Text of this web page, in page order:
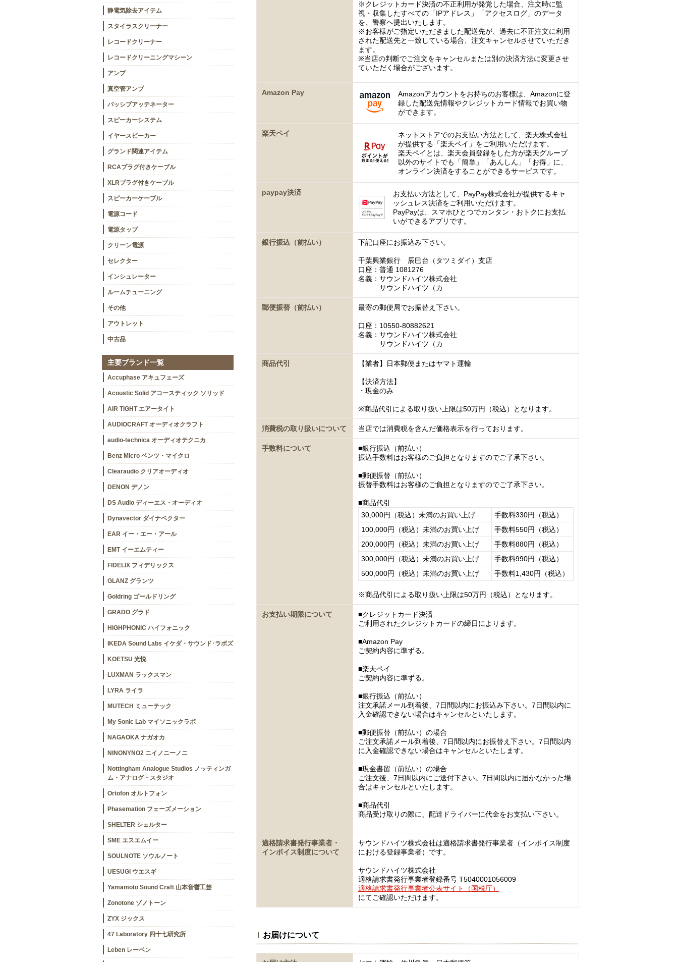
静電気除去アイテム
スタイラスクリーナー
レコードクリーナー
レコードクリーニングマシーン
アンプ
真空管アンプ
パッシブアッテネーター
スピーカーシステム
イヤースピーカー
グランド関連アイテム
RCAプラグ付きケーブル
XLRプラグ付きケーブル
スピーカーケーブル
電源コード
電源タップ
クリーン電源
セレクター
インシュレーター
ルームチューニング
その他
アウトレット
中古品
主要ブランド一覧
Accuphase アキュフェーズ
Acoustic Solid アコースティック ソリッド
AIR TIGHT エアータイト
AUDIOCRAFT オーディオクラフト
audio-technica オーディオテクニカ
Benz Micro ベンツ・マイクロ
Clearaudio クリアオーディオ
DENON デノン
DS Audio ディーエス・オーディオ
Dynavector ダイナベクター
EAR イー・エー・アール
EMT イーエムティー
FIDELIX フィデリックス
GLANZ グランツ
Goldring ゴールドリング
GRADO グラド
HIGHPHONIC ハイフォニック
IKEDA Sound Labs イケダ・サウンド･ラボズ
KOETSU 光悦
LUXMAN ラックスマン
LYRA ライラ
MUTECH ミューテック
My Sonic Lab マイソニックラボ
NAGAOKA ナガオカ
NINONYNO2 ニイノニーノニ
Nottingham Analogue Studios ノッティンガ
ム・アナログ・スタジオ
Ortofon オルトフォン
Phasemation フェーズメーション
SHELTER シェルター
SME エスエムイー
SOULNOTE ソウルノート
UESUGI ウエスギ
Yamamoto Sound Craft 山本音響工芸
Zonotone ゾノトーン
ZYX ジックス
47 Laboratory 四十七研究所
Leben レーベン
※クレジットカード決済の不正利用が発覚した場合、注文時に監
視・収集したすべての「IPアドレス」「アクセスログ」のデータ
を、警察へ提出いたします。
※お客様がご指定いただきました配送先が、過去に不正注文に利用
された配送先と一致している場合、注文キャンセルさせていただき
ます。
※当店の判断でご注文をキャンセルまたは別の決済方法に変更させ
ていただく場合がございます。
Amazon Pay
Amazonアカウントをお持ちのお客様は、Amazonに登
録した配送先情報やクレジットカード情報でお買い物
ができます。
楽天ペイ
ネットストアでのお支払い方法として、楽天株式会社
が提供する「楽天ペイ」をご利用いただけます。
楽天ペイとは、楽天会員登録をした方が楽天グループ
以外のサイトでも「簡単」「あんしん」「お得」に、
オンライン決済をすることができるサービスです。
paypay決済
お支払い方法として、PayPay株式会社が提供するキャ
ッシュレス決済をご利用いただけます。
PayPayは、スマホひとつでカンタン・おトクにお支払
いができるアプリです。
銀行振込（前払い） 下記口座にお振込み下さい。
千葉興業銀行 辰巳台（タツミダイ）支店
口座：普通 1081276
名義：サウンドハイツ株式会社
サウンドハイツ（カ
郵便振替（前払い） 最寄の郵便局でお振替え下さい。
口座：10550-80882621
名義：サウンドハイツ株式会社
サウンドハイツ（カ
商品代引 【業者】日本郵便またはヤマト運輸
【決済方法】
・現金のみ
※商品代引による取り扱い上限は50万円（税込）となります。
消費税の取り扱いについて 当店では消費税を含んだ価格表示を行っております。
手数料について
■銀行振込（前払い）
振込手数料はお客様のご負担となりますのでご了承下さい。
■郵便振替（前払い）
振替手数料はお客様のご負担となりますのでご了承下さい。
■商品代引
30,000円（税込）未満のお買い上げ
手数料330円（税込）
100,000円（税込）未満のお買い上げ
手数料550円（税込）
200,000円（税込）未満のお買い上げ
手数料880円（税込）
300,000円（税込）未満のお買い上げ
手数料990円（税込）
500,000円（税込）未満のお買い上げ
手数料1,430円（税込）
※商品代引による取り扱い上限は50万円（税込）となります。
お支払い期限について
■クレジットカード決済
ご利用されたクレジットカードの締日によります。
■Amazon Pay
ご契約内容に準ずる。
■楽天ペイ
ご契約内容に準ずる。
■銀行振込（前払い）
注文承諾メール到着後、7日間以内にお振込み下さい。7日間以内に
入金確認できない場合はキャンセルといたします。
■郵便振替（前払い）の場合
ご注文承諾メール到着後、7日間以内にお振替え下さい。7日間以内
に入金確認できない場合はキャンセルといたします。
■現金書留（前払い）の場合
ご注文後、7日間以内にご送付下さい。7日間以内に届かなかった場
合はキャンセルといたします。
■商品代引
商品受け取りの際に、配達ドライバーに代金をお支払い下さい。
適格請求書発行事業者・
インボイス制度について
サウンドハイツ株式会社は適格請求書発行事業者（インボイス制度
における登録事業者）です。
サウンドハイツ株式会社
適格請求書発行事業者登録番号 T5040001056009
適格請求書発行事業者公表サイト（国税庁）
にてご確認いただけます。
お届けについて